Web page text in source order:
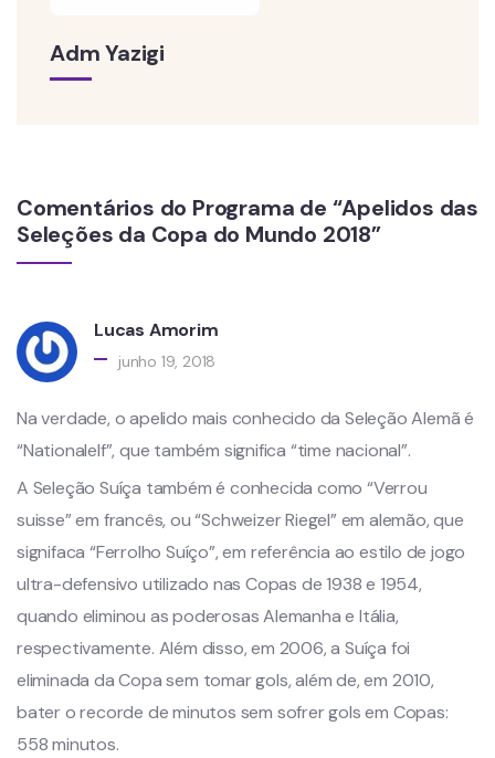
Adm Yazigi
Comentários do Programa de “Apelidos das
Seleções da Copa do Mundo 2018”
Lucas Amorim
junho 19, 2018
Na verdade, o apelido mais conhecido da Seleção Alemã é
“Nationalelf”, que também significa “time nacional”.
A Seleção Suíça também é conhecida como “Verrou
suisse” em francês, ou “Schweizer Riegel” em alemão, que
signifaca “Ferrolho Suíço”, em referência ao estilo de jogo
ultra-defensivo utilizado nas Copas de 1938 e 1954,
quando eliminou as poderosas Alemanha e Itália,
respectivamente. Além disso, em 2006, a Suíça foi
eliminada da Copa sem tomar gols, além de, em 2010,
bater o recorde de minutos sem sofrer gols em Copas:
558 minutos.